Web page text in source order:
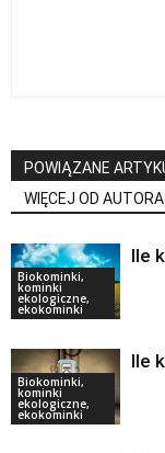
POWIĄZANE
WIĘCEJ OD AUTORA
Biokominki,
kominki
ekologiczne,
ekokominki
Ile
Biokominki,
kominki
ekologiczne,
ekokominki
Ile